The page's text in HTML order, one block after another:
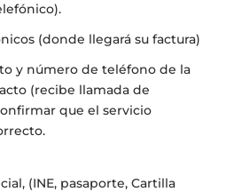
(donde llegará su factura)
y número de teléfono de la
(recibe llamada de
que el servicio
(INE, pasaporte, Cartilla